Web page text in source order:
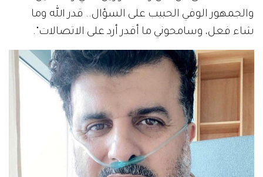
والجمهور الوفي الحبيب على السؤال.. قدر الله وما
شاء فعل، وسامحوني ما أقدر أرد على الاتصالات".